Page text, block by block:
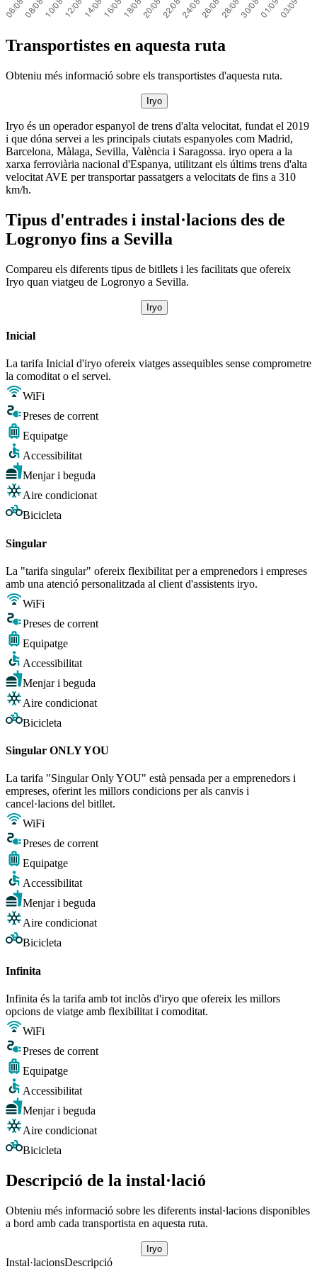
Transportistes en aquesta ruta
Obteniu més informació sobre els transportistes d'aquesta ruta.
Iryo
Iryo és un operador espanyol de trens d'alta velocitat, fundat el 2019
i que dóna servei a les principals ciutats espanyoles com Madrid,
Barcelona, Màlaga, Sevilla, València i Saragossa. iryo opera a la
xarxa ferroviària nacional d'Espanya, utilitzant els últims trens d'alta
velocitat AVE per transportar passatgers a velocitats de fins a 310
km/h.
Tipus d'entrades i instal·lacions des de
Logronyo fins a Sevilla
Compareu els diferents tipus de bitllets i les facilitats que ofereix
Iryo quan viatgeu de Logronyo a Sevilla.
Iryo
Inicial
La tarifa Inicial d'iryo ofereix viatges assequibles sense comprometre
la comoditat o el servei.
WiFi
Preses de corrent
Equipatge
Accessibilitat
Menjar i beguda
Aire condicionat
Bicicleta
Singular
La "tarifa singular" ofereix flexibilitat per a emprenedors i empreses
amb una atenció personalitzada al client d'assistents iryo.
WiFi
Preses de corrent
Equipatge
Accessibilitat
Menjar i beguda
Aire condicionat
Bicicleta
Singular ONLY YOU
La tarifa "Singular Only YOU" està pensada per a emprenedors i
empreses, oferint les millors condicions per als canvis i
cancel·lacions del bitllet.
WiFi
Preses de corrent
Equipatge
Accessibilitat
Menjar i beguda
Aire condicionat
Bicicleta
Infinita
Infinita és la tarifa amb tot inclòs d'iryo que ofereix les millors
opcions de viatge amb flexibilitat i comoditat.
WiFi
Preses de corrent
Equipatge
Accessibilitat
Menjar i beguda
Aire condicionat
Bicicleta
Descripció de la instal·lació
Obteniu més informació sobre les diferents instal·lacions disponibles
a bord amb cada transportista en aquesta ruta.
Iryo
Instal·lacionsDescripció